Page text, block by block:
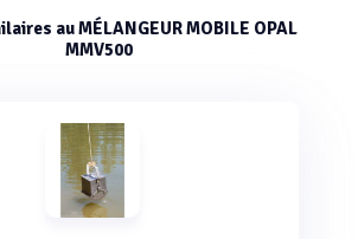
au MÉLANGEUR MOBILE OPAL
MMV500